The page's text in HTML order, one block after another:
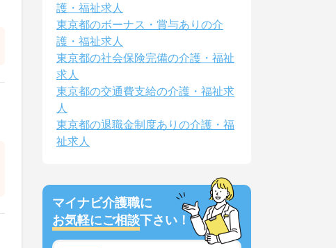
護・福祉求人
東京都のボーナス・賞与ありの介
護・福祉求人
東京都の社会保険完備の介護・福祉
求人
東京都の交通費支給の介護・福祉求
人
東京都の退職金制度ありの介護・福
祉求人
マイナビ介護職に
お気軽にご相談下さい！